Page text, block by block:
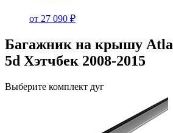
от 27 090 ₽
Багажник на крышу
5d Хэтчбек 2008-2015
Выберите комплект дуг